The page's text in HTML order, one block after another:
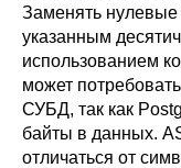
Заменять
указанным
использованием
может
СУБД, так как
байты в данных.
отличаться от